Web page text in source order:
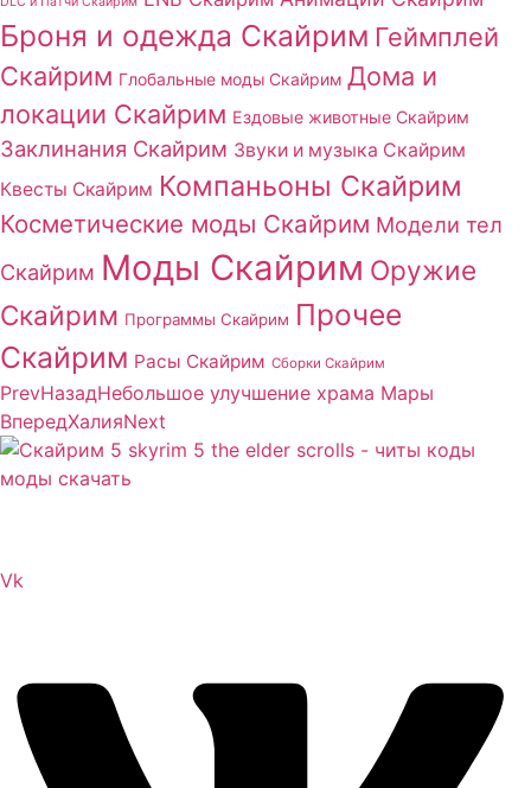
Броня и одежда Скайрим Геймплей
Скайрим Глобальные моды Скайрим Дома и
локации Скайрим Ездовые животные Скайрим
Заклинания Скайрим Звуки и музыка Скайрим
Квесты Скайрим Компаньоны Скайрим
Косметические моды Скайрим Модели тел
Скайрим Моды Скайрим Оружие
Скайрим Программы Скайрим Прочее
Скайрим Расы Скайрим Сборки Скайрим
PrevНазадНебольшое улучшение храма Мары
ВпередХалияNext
Vk